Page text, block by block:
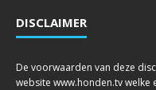
DISCLAIMER
De voorwaarden van deze
website www.honden.tv welke